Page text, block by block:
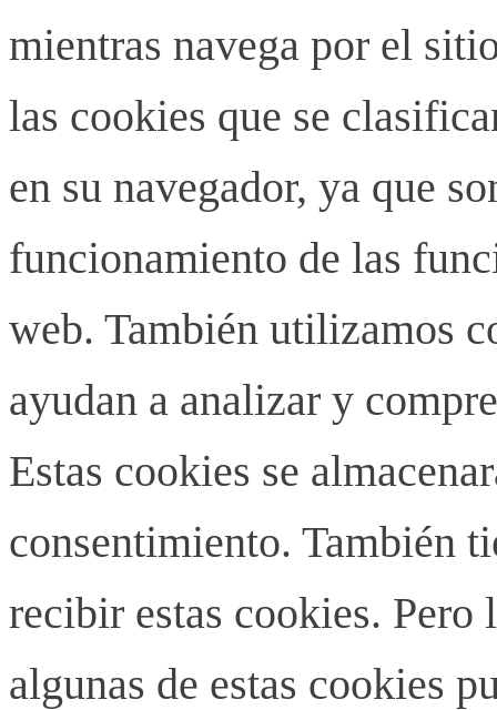
mientras navega por el
las cookies que se
en su navegador, ya que
funcionamiento de las
web. También utilizamos
ayudan a analizar y
Estas cookies se
consentimiento. También
recibir estas cookies.
algunas de estas cookies